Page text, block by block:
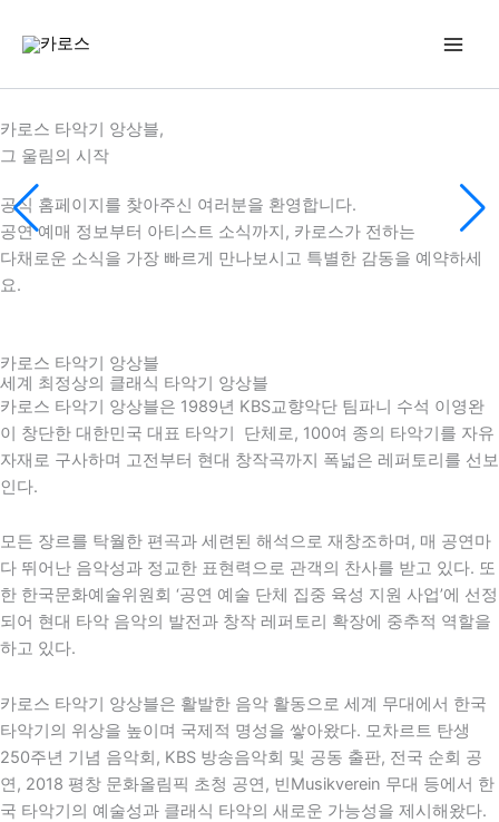
로
건
너
기
카로스 타악기 앙상블,
그 울림의 시작
공식 홈페이지를 찾아주신 여러분을 환영합니다.
공연 예매 정보부터 아티스트 소식까지, 카로스가 전하는
다채로운 소식을 가장 빠르게 만나보시고 특별한 감동을 예약하세
요.
카로스 타악기 앙상블
세계 최정상의 클래식 타악기 앙상블
카로스 타악기 앙상블은 1989년 KBS교향악단 팀파니 수석 이영완
이 창단한 대한민국 대표 타악기 단체로, 100여 종의 타악기를 자유
자재로 구사하며 고전부터 현대 창작곡까지 폭넓은 레퍼토리를 선보
인다.
모든 장르를 탁월한 편곡과 세련된 해석으로 재창조하며, 매 공연마
다 뛰어난 음악성과 정교한 표현력으로 관객의 찬사를 받고 있다. 또
한 한국문화예술위원회 ‘공연 예술 단체 집중 육성 지원 사업’에 선정
되어 현대 타악 음악의 발전과 창작 레퍼토리 확장에 중추적 역할을
하고 있다.
카로스 타악기 앙상블은 활발한 음악 활동으로 세계 무대에서 한국
타악기의 위상을 높이며 국제적 명성을 쌓아왔다. 모차르트 탄생
250주년 기념 음악회, KBS 방송음악회 및 공동 출판, 전국 순회 공
연, 2018 평창 문화올림픽 초청 공연, 빈Musikverein 무대 등에서 한
국 타악기의 예술성과 클래식 타악의 새로운 가능성을 제시해왔다.